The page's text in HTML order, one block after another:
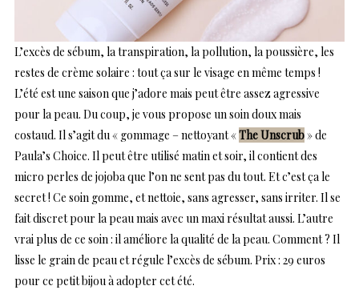
L’excès de sébum, la transpiration, la pollution, la poussière, les
restes de crème solaire : tout ça sur le visage en même temps !
L’été est une saison que j’adore mais peut être assez agressive
pour la peau. Du coup, je vous propose un soin doux mais
costaud. Il s’agit du « gommage – nettoyant «The Unscrub» de
Paula’s Choice. Il peut être utilisé matin et soir, il contient des
micro perles de jojoba que l’on ne sent pas du tout. Et c’est ça le
secret ! Ce soin gomme, et nettoie, sans agresser, sans irriter. Il se
fait discret pour la peau mais avec un maxi résultat aussi. L’autre
vrai plus de ce soin : il améliore la qualité de la peau. Comment ? Il
lisse le grain de peau et régule l’excès de sébum. Prix : 29 euros
pour ce petit bijou à adopter cet été.